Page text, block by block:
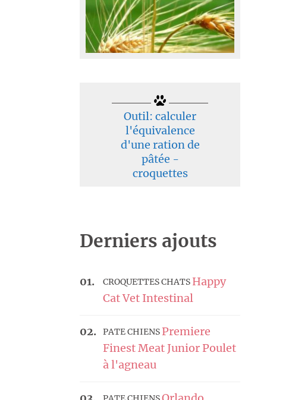
Derniers ajouts
CROQUETTES CHATS Happy
Cat Vet Intestinal
PATE CHIENS Premiere
Finest Meat Junior Poulet
à l'agneau
Outil: calculer
l'équivalence
d'une ration de
pâtée -
croquettes